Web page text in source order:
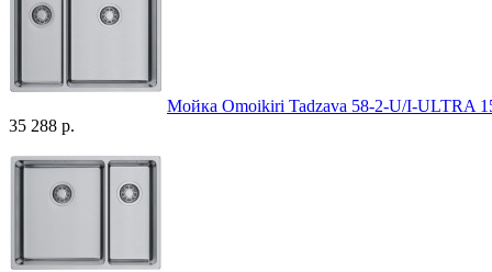
Мойка Omoikiri Tadzava 58-2-U/I-ULTRA
35 288 р.